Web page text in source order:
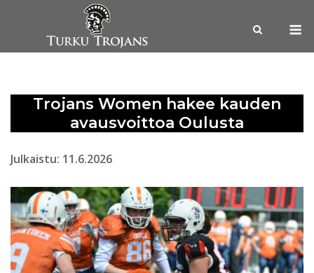
Trojans Women hakee kauden
avausvoittoa Oulusta
Julkaistu: 11.6.2026